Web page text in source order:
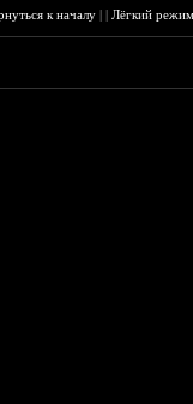
к началу ||Лёгкий